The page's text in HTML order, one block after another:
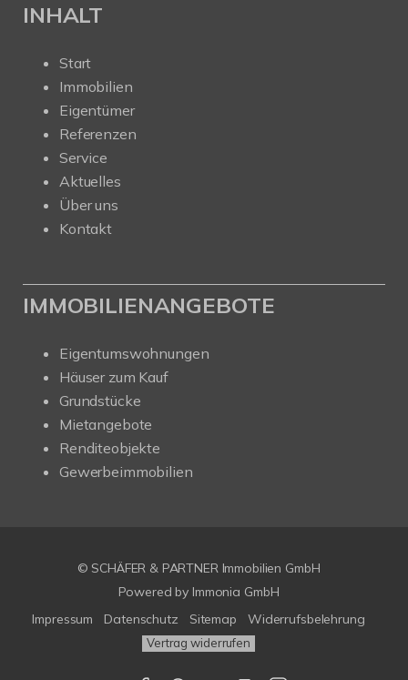
INHALT
Start
Immobilien
Eigentümer
Referenzen
Service
Aktuelles
Über uns
Kontakt
IMMOBILIENANGEBOTE
Eigentumswohnungen
Häuser zum Kauf
Grundstücke
Mietangebote
Renditeobjekte
Gewerbeimmobilien
© SCHÄFER & PARTNER Immobilien GmbH
Powered by Immonia GmbH
Impressum
Datenschutz Sitemap Widerrufsbelehrung
Vertrag widerrufen